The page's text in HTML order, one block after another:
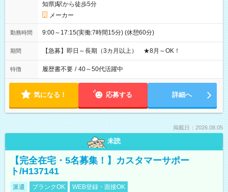
知県)駅から徒歩5分
メーカー
勤務時間 9:00～17:15(実働:7時間15分) (休憩60分)
期間 【急募】即日～長期（3カ月以上） ★8月～OK！
特徴 履歴書不要 / 40～50代活躍中
気になる！ 応募する 詳細へ
掲載日：2026.08.05
未読
【完全在宅・5名募集！】カスタマーサポー
ト/H137141
派遣 ブランクOK WEB登録・面接OK